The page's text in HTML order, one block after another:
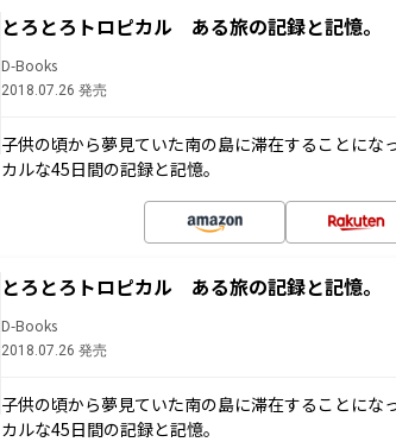
とろとろトロピカル ある旅の記録と記憶
D-Books
2018.07.26 発売
子供の頃から夢見ていた南の島に滞在することにな
カルな45日間の記録と記憶。
とろとろトロピカル ある旅の記録と記憶
D-Books
2018.07.26 発売
子供の頃から夢見ていた南の島に滞在することにな
カルな45日間の記録と記憶。